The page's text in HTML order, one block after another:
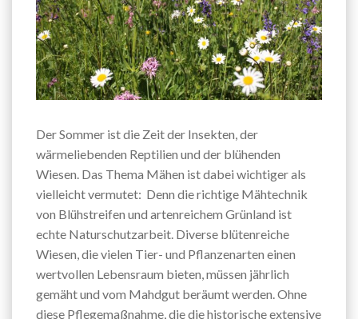
Der Sommer ist die Zeit der Insekten, der
wärmeliebenden Reptilien und der blühenden
Wiesen. Das Thema Mähen ist dabei wichtiger als
vielleicht vermutet: Denn die richtige Mähtechnik
von Blühstreifen und artenreichem Grünland ist
echte Naturschutzarbeit. Diverse blütenreiche
Wiesen, die vielen Tier- und Pflanzenarten einen
wertvollen Lebensraum bieten, müssen jährlich
gemäht und vom Mahdgut beräumt werden. Ohne
diese Pflegemaßnahme, die die historische extensive